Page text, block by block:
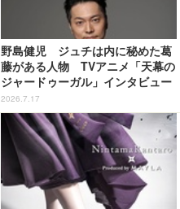
野島健児 ジュチは内に秘めた葛
藤がある人物 TVアニメ「天幕の
ジャードゥーガル」インタビュー
（６）
2026.7.17